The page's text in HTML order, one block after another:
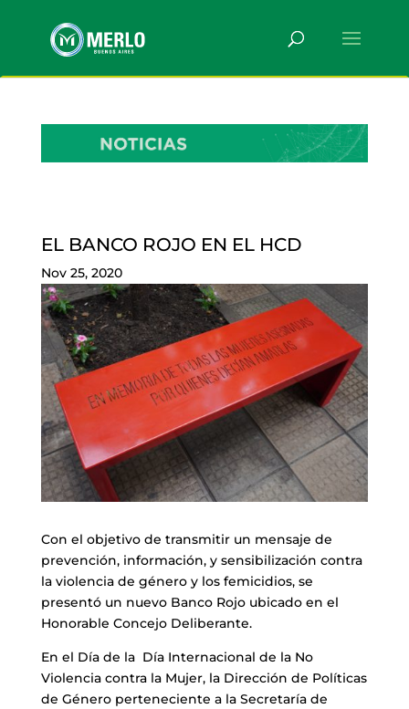
EL BANCO ROJO EN EL HCD
Nov 25, 2020
Con el objetivo de transmitir un mensaje de
prevención, información, y sensibilización contra
la violencia de género y los femicidios, se
presentó un nuevo Banco Rojo ubicado en el
Honorable Concejo Deliberante.
En el Día de la Día Internacional de la No
Violencia contra la Mujer, la Dirección de Políticas
de Género perteneciente a la Secretaría de